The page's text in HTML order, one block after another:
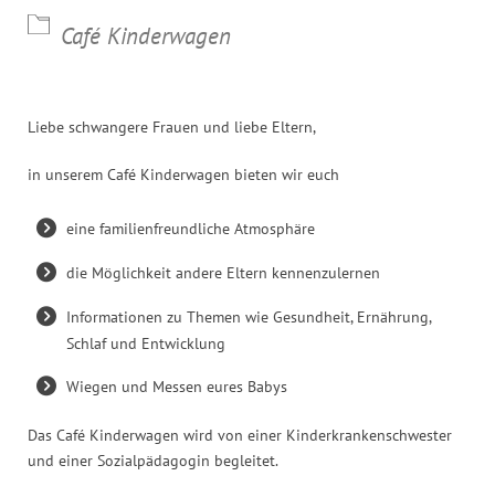
Café Kinderwagen
Liebe schwangere Frauen und liebe Eltern,
in unserem Café Kinderwagen bieten wir euch
eine familienfreundliche Atmosphäre
die Möglichkeit andere Eltern kennenzulernen
Informationen zu Themen wie Gesundheit, Ernährung,
Schlaf und Entwicklung
Wiegen und Messen eures Babys
Das Café Kinderwagen wird von einer Kinderkrankenschwester
und einer Sozialpädagogin begleitet.